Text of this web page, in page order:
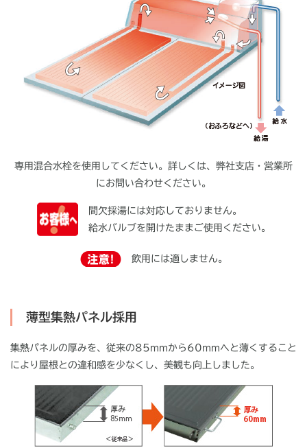
専用混合水栓を使用してください。詳しくは、弊社支店・営業所
にお問い合わせください。
間欠採湯には対応しておりません。
給水バルブを開けたままご使用ください。
飲用には適しません。
薄型集熱パネル採用
集熱パネルの厚みを、従来の85mmから60mmへと薄くすること
により屋根との違和感を少なくし、美観も向上しました。